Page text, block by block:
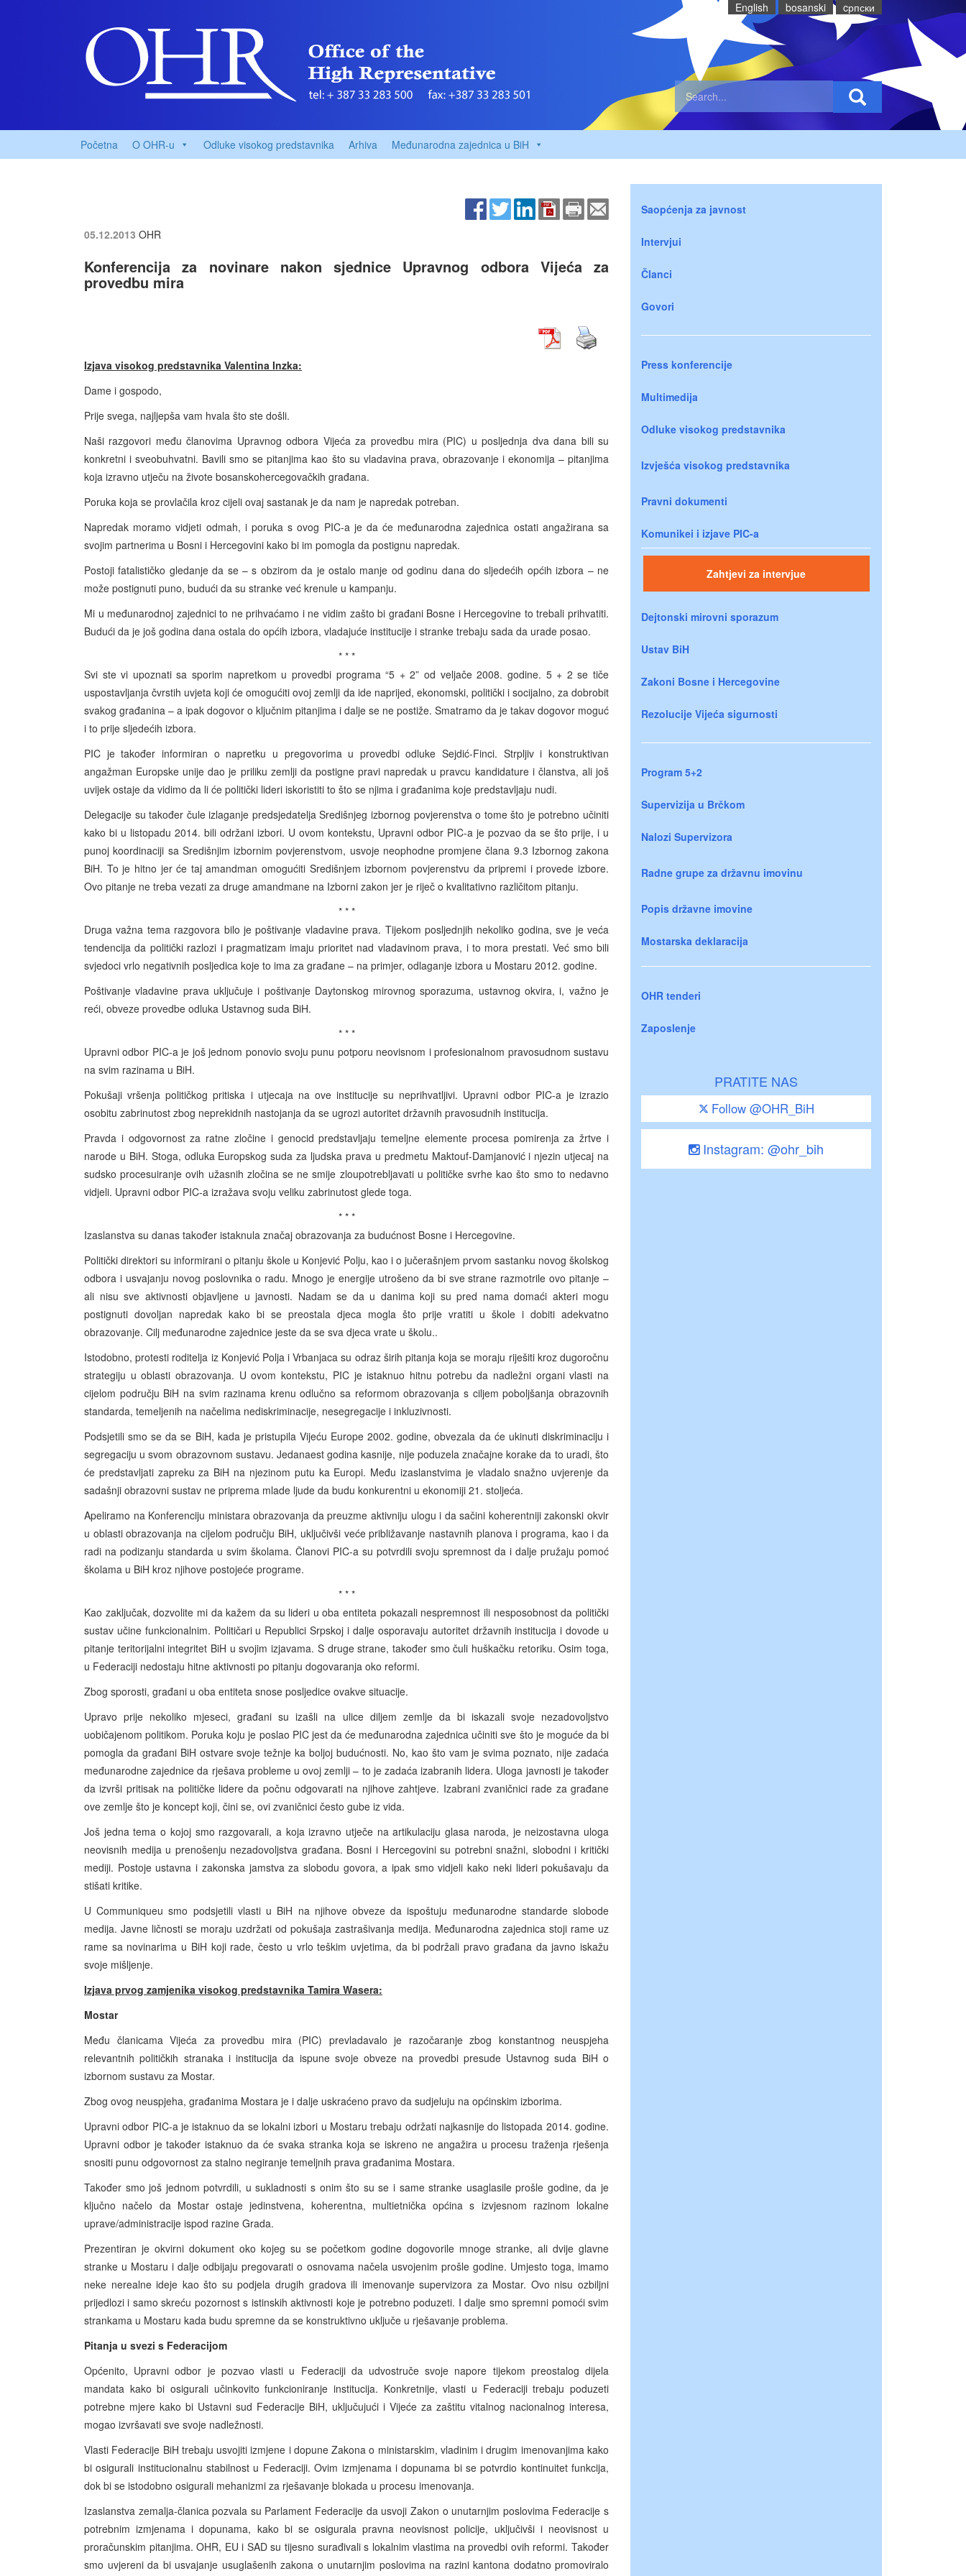
English bosanski cрпски
Početna O OHR-u Odluke visokog predstavnika Arhiva Međunarodna zajednica u BiH
05.12.2013 OHR
Konferencija za novinare nakon sjednice Upravnog odbora Vijeća za
provedbu mira
Izjava visokog predstavnika Valentina Inzka:
Dame i gospodo,
Prije svega, najljepša vam hvala što ste došli.
Naši razgovori među članovima Upravnog odbora Vijeća za provedbu mira (PIC) u posljednja dva dana bili su
konkretni i sveobuhvatni. Bavili smo se pitanjima kao što su vladavina prava, obrazovanje i ekonomija – pitanjima
koja izravno utječu na živote bosanskohercegovačkih građana.
Poruka koja se provlačila kroz cijeli ovaj sastanak je da nam je napredak potreban.
Napredak moramo vidjeti odmah, i poruka s ovog PIC-a je da će međunarodna zajednica ostati angažirana sa
svojim partnerima u Bosni i Hercegovini kako bi im pomogla da postignu napredak.
Postoji fatalističko gledanje da se – s obzirom da je ostalo manje od godinu dana do sljedećih općih izbora – ne
može postignuti puno, budući da su stranke već krenule u kampanju.
Mi u međunarodnoj zajednici to ne prihvaćamo i ne vidim zašto bi građani Bosne i Hercegovine to trebali prihvatiti.
Budući da je još godina dana ostala do općih izbora, vladajuće institucije i stranke trebaju sada da urade posao.
* * *
Svi ste vi upoznati sa sporim napretkom u provedbi programa “5 + 2” od veljače 2008. godine. 5 + 2 se tiče
uspostavljanja čvrstih uvjeta koji će omogućiti ovoj zemlji da ide naprijed, ekonomski, politički i socijalno, za dobrobit
svakog građanina – a ipak dogovor o ključnim pitanjima i dalje se ne postiže. Smatramo da je takav dogovor moguć
i to prije sljedećih izbora.
PIC je također informiran o napretku u pregovorima u provedbi odluke Sejdić-Finci. Strpljiv i konstruktivan
angažman Europske unije dao je priliku zemlji da postigne pravi napredak u pravcu kandidature i članstva, ali još
uvijek ostaje da vidimo da li će politički lideri iskoristiti to što se njima i građanima koje predstavljaju nudi.
Delegacije su također čule izlaganje predsjedatelja Središnjeg izbornog povjerenstva o tome što je potrebno učiniti
kako bi u listopadu 2014. bili održani izbori. U ovom kontekstu, Upravni odbor PIC-a je pozvao da se što prije, i u
punoj koordinaciji sa Središnjim izbornim povjerenstvom, usvoje neophodne promjene člana 9.3 Izbornog zakona
BiH. To je hitno jer će taj amandman omogućiti Središnjem izbornom povjerenstvu da pripremi i provede izbore.
Ovo pitanje ne treba vezati za druge amandmane na Izborni zakon jer je riječ o kvalitativno različitom pitanju.
* * *
Druga važna tema razgovora bilo je poštivanje vladavine prava. Tijekom posljednjih nekoliko godina, sve je veća
tendencija da politički razlozi i pragmatizam imaju prioritet nad vladavinom prava, i to mora prestati. Već smo bili
svjedoci vrlo negativnih posljedica koje to ima za građane – na primjer, odlaganje izbora u Mostaru 2012. godine.
Poštivanje vladavine prava uključuje i poštivanje Daytonskog mirovnog sporazuma, ustavnog okvira, i, važno je
reći, obveze provedbe odluka Ustavnog suda BiH.
* * *
Upravni odbor PIC-a je još jednom ponovio svoju punu potporu neovisnom i profesionalnom pravosudnom sustavu
na svim razinama u BiH.
Pokušaji vršenja političkog pritiska i utjecaja na ove institucije su neprihvatljivi. Upravni odbor PIC-a je izrazio
osobitu zabrinutost zbog neprekidnih nastojanja da se ugrozi autoritet državnih pravosudnih institucija.
Pravda i odgovornost za ratne zločine i genocid predstavljaju temeljne elemente procesa pomirenja za žrtve i
narode u BiH. Stoga, odluka Europskog suda za ljudska prava u predmetu Maktouf-Damjanović i njezin utjecaj na
sudsko procesuiranje ovih užasnih zločina se ne smije zloupotrebljavati u političke svrhe kao što smo to nedavno
vidjeli. Upravni odbor PIC-a izražava svoju veliku zabrinutost glede toga.
* * *
Izaslanstva su danas također istaknula značaj obrazovanja za budućnost Bosne i Hercegovine.
Politički direktori su informirani o pitanju škole u Konjević Polju, kao i o jučerašnjem prvom sastanku novog školskog
odbora i usvajanju novog poslovnika o radu. Mnogo je energije utrošeno da bi sve strane razmotrile ovo pitanje –
ali nisu sve aktivnosti objavljene u javnosti. Nadam se da u danima koji su pred nama domaći akteri mogu
postignuti dovoljan napredak kako bi se preostala djeca mogla što prije vratiti u škole i dobiti adekvatno
obrazovanje. Cilj međunarodne zajednice jeste da se sva djeca vrate u školu..
Istodobno, protesti roditelja iz Konjević Polja i Vrbanjaca su odraz širih pitanja koja se moraju riješiti kroz dugoročnu
strategiju u oblasti obrazovanja. U ovom kontekstu, PIC je istaknuo hitnu potrebu da nadležni organi vlasti na
cijelom području BiH na svim razinama krenu odlučno sa reformom obrazovanja s ciljem poboljšanja obrazovnih
standarda, temeljenih na načelima nediskriminacije, nesegregacije i inkluzivnosti.
Podsjetili smo se da se BiH, kada je pristupila Vijeću Europe 2002. godine, obvezala da će ukinuti diskriminaciju i
segregaciju u svom obrazovnom sustavu. Jedanaest godina kasnije, nije poduzela značajne korake da to uradi, što
će predstavljati zapreku za BiH na njezinom putu ka Europi. Među izaslanstvima je vladalo snažno uvjerenje da
sadašnji obrazovni sustav ne priprema mlade ljude da budu konkurentni u ekonomiji 21. stoljeća.
Apeliramo na Konferenciju ministara obrazovanja da preuzme aktivniju ulogu i da sačini koherentniji zakonski okvir
u oblasti obrazovanja na cijelom području BiH, uključivši veće približavanje nastavnih planova i programa, kao i da
radi na podizanju standarda u svim školama. Članovi PIC-a su potvrdili svoju spremnost da i dalje pružaju pomoć
školama u BiH kroz njihove postojeće programe.
* * *
Kao zaključak, dozvolite mi da kažem da su lideri u oba entiteta pokazali nespremnost ili nesposobnost da politički
sustav učine funkcionalnim. Političari u Republici Srpskoj i dalje osporavaju autoritet državnih institucija i dovode u
pitanje teritorijalni integritet BiH u svojim izjavama. S druge strane, također smo čuli huškačku retoriku. Osim toga,
u Federaciji nedostaju hitne aktivnosti po pitanju dogovaranja oko reformi.
Zbog sporosti, građani u oba entiteta snose posljedice ovakve situacije.
Upravo prije nekoliko mjeseci, građani su izašli na ulice diljem zemlje da bi iskazali svoje nezadovoljstvo
uobičajenom politikom. Poruka koju je poslao PIC jest da će međunarodna zajednica učiniti sve što je moguće da bi
pomogla da građani BiH ostvare svoje težnje ka boljoj budućnosti. No, kao što vam je svima poznato, nije zadaća
međunarodne zajednice da rješava probleme u ovoj zemlji – to je zadaća izabranih lidera. Uloga javnosti je također
da izvrši pritisak na političke lidere da počnu odgovarati na njihove zahtjeve. Izabrani zvaničnici rade za građane
ove zemlje što je koncept koji, čini se, ovi zvaničnici često gube iz vida.
Još jedna tema o kojoj smo razgovarali, a koja izravno utječe na artikulaciju glasa naroda, je neizostavna uloga
neovisnih medija u prenošenju nezadovoljstva građana. Bosni i Hercegovini su potrebni snažni, slobodni i kritički
mediji. Postoje ustavna i zakonska jamstva za slobodu govora, a ipak smo vidjeli kako neki lideri pokušavaju da
stišati kritike.
U Communiqueu smo podsjetili vlasti u BiH na njihove obveze da ispoštuju međunarodne standarde slobode
medija. Javne ličnosti se moraju uzdržati od pokušaja zastrašivanja medija. Međunarodna zajednica stoji rame uz
rame sa novinarima u BiH koji rade, često u vrlo teškim uvjetima, da bi podržali pravo građana da javno iskažu
svoje mišljenje.
Izjava prvog zamjenika visokog predstavnika Tamira Wasera:
Mostar
Među članicama Vijeća za provedbu mira (PIC) prevladavalo je razočaranje zbog konstantnog neuspjeha
relevantnih političkih stranaka i institucija da ispune svoje obveze na provedbi presude Ustavnog suda BiH o
izbornom sustavu za Mostar.
Zbog ovog neuspjeha, građanima Mostara je i dalje uskraćeno pravo da sudjeluju na općinskim izborima.
Upravni odbor PIC-a je istaknuo da se lokalni izbori u Mostaru trebaju održati najkasnije do listopada 2014. godine.
Upravni odbor je također istaknuo da će svaka stranka koja se iskreno ne angažira u procesu traženja rješenja
snositi punu odgovornost za stalno negiranje temeljnih prava građanima Mostara.
Također smo još jednom potvrdili, u sukladnosti s onim što su se i same stranke usaglasile prošle godine, da je
ključno načelo da Mostar ostaje jedinstvena, koherentna, multietnička općina s izvjesnom razinom lokalne
uprave/administracije ispod razine Grada.
Prezentiran je okvirni dokument oko kojeg su se početkom godine dogovorile mnoge stranke, ali dvije glavne
stranke u Mostaru i dalje odbijaju pregovarati o osnovama načela usvojenim prošle godine. Umjesto toga, imamo
neke nerealne ideje kao što su podjela drugih gradova ili imenovanje supervizora za Mostar. Ovo nisu ozbiljni
prijedlozi i samo skreću pozornost s istinskih aktivnosti koje je potrebno poduzeti. I dalje smo spremni pomoći svim
strankama u Mostaru kada budu spremne da se konstruktivno uključe u rješavanje problema.
Pitanja u svezi s Federacijom
Općenito, Upravni odbor je pozvao vlasti u Federaciji da udvostruče svoje napore tijekom preostalog dijela
mandata kako bi osigurali učinkovito funkcioniranje institucija. Konkretnije, vlasti u Federaciji trebaju poduzeti
potrebne mjere kako bi Ustavni sud Federacije BiH, uključujući i Vijeće za zaštitu vitalnog nacionalnog interesa,
mogao izvršavati sve svoje nadležnosti.
Vlasti Federacije BiH trebaju usvojiti izmjene i dopune Zakona o ministarskim, vladinim i drugim imenovanjima kako
bi osigurali institucionalnu stabilnost u Federaciji. Ovim izmjenama i dopunama bi se potvrdio kontinuitet funkcija,
dok bi se istodobno osigurali mehanizmi za rješavanje blokada u procesu imenovanja.
Izaslanstva zemalja-članica pozvala su Parlament Federacije da usvoji Zakon o unutarnjim poslovima Federacije s
potrebnim izmjenama i dopunama, kako bi se osigurala pravna neovisnost policije, uključivši i neovisnost u
proračunskim pitanjima. OHR, EU i SAD su tijesno surađivali s lokalnim vlastima na provedbi ovih reformi. Također
smo uvjereni da bi usvajanje usuglašenih zakona o unutarnjim poslovima na razini kantona dodatno promoviralo
Saopćenja za javnost
Intervjui
Članci
Govori
Press konferencije
Multimedija
Odluke visokog predstavnika
Izvješća visokog predstavnika
Pravni dokumenti
Komunikei i izjave PIC-a
Zahtjevi za intervjue
Dejtonski mirovni sporazum
Ustav BiH
Zakoni Bosne i Hercegovine
Rezolucije Vijeća sigurnosti
Program 5+2
Supervizija u Brčkom
Nalozi Supervizora
Radne grupe za državnu imovinu
Popis državne imovine
Mostarska deklaracija
OHR tenderi
Zaposlenje
PRATITE NAS
Follow @OHR_BiH
Instagram: @ohr_bih